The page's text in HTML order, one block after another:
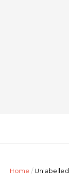
Home /Unlabelled